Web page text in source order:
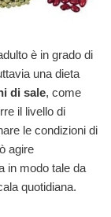
è in grado di
una dieta
di sale, come
il livello di
le condizioni di
agire
in modo tale da
quotidiana.